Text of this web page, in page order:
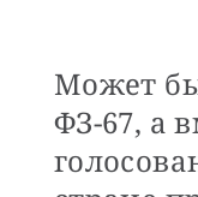
Может
ФЗ-67, а